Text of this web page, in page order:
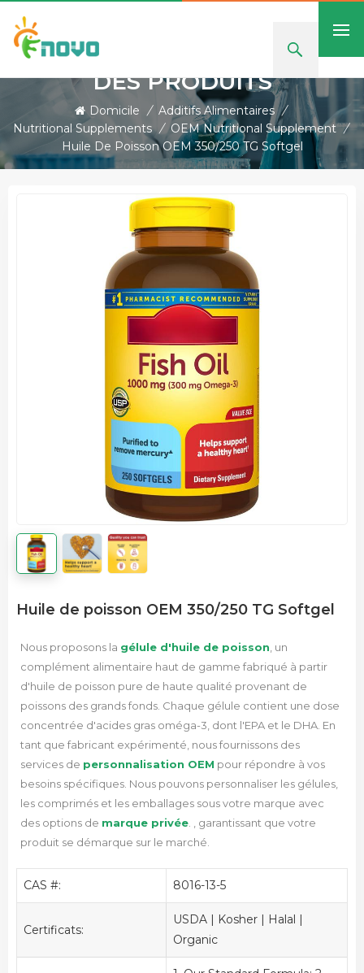
DES PRODUITS
Domicile / Additifs Alimentaires /
Nutritional Supplements / OEM Nutritional Supplement /
Huile De Poisson OEM 350/250 TG Softgel
Huile de poisson OEM 350/250 TG Softgel
Nous proposons la gélule d'huile de poisson , un
complément alimentaire haut de gamme fabriqué à partir
d'huile de poisson pure de haute qualité provenant de
poissons des grands fonds. Chaque gélule contient une dose
concentrée d'acides gras oméga-3, dont l'EPA et le DHA. En
tant que fabricant expérimenté, nous fournissons des
services de personnalisation OEM pour répondre à vos
besoins spécifiques. Nous pouvons personnaliser les gélules,
les comprimés et les emballages sous votre marque avec
des options de marque privée . , garantissant que votre
produit se démarque sur le marché.
CAS #: 8016-13-5
Certificats:
USDA | Kosher | Halal |
Organic